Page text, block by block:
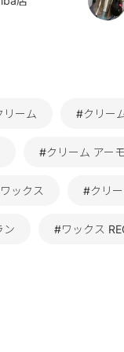
ーム #クリー
#クリーム アー
ックス #クリ
ン #ワックス